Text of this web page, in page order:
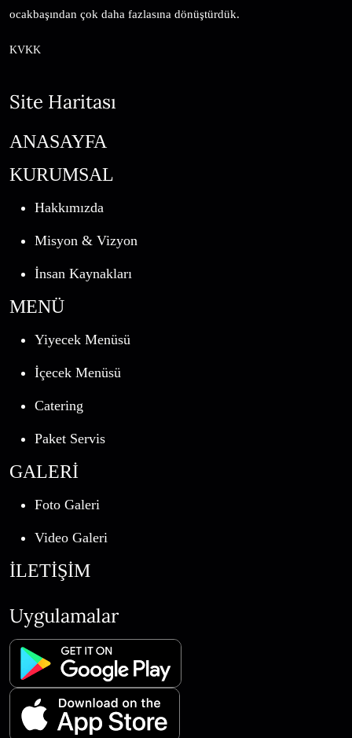
ocakbaşından çok daha fazlasına dönüştürdük.
KVKK
Site Haritası
ANASAYFA
KURUMSAL
Hakkımızda
Misyon & Vizyon
İnsan Kaynakları
MENÜ
Yiyecek Menüsü
İçecek Menüsü
Catering
Paket Servis
GALERİ
Foto Galeri
Video Galeri
İLETİŞİM
Uygulamalar